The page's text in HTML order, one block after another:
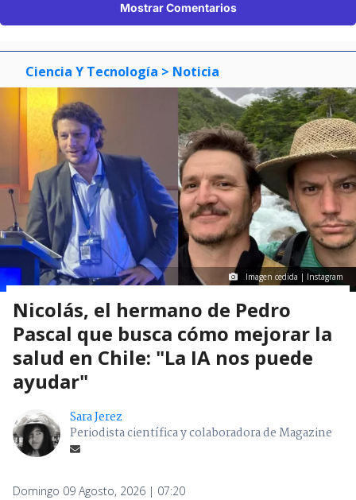
Mostrar Comentarios
Ciencia Y Tecnología > Noticia
Imagen cedida | Instagram
Nicolás, el hermano de Pedro
Pascal que busca cómo mejorar la
salud en Chile: "La IA nos puede
ayudar"
Sara Jerez
Periodista científica y colaboradora de Magazine
Domingo 09 Agosto, 2026 | 07:20